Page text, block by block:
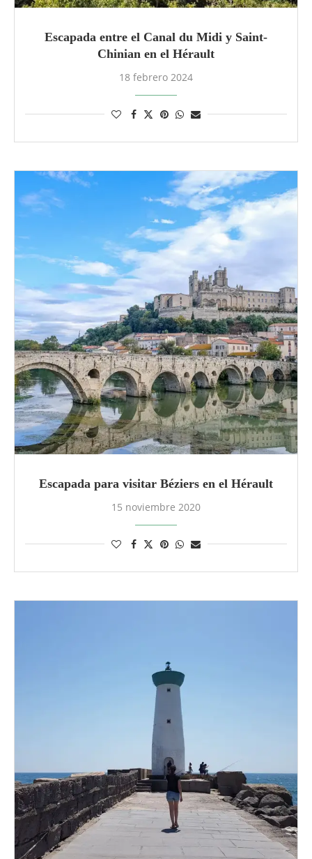
Escapada entre el Canal du Midi y Saint-
Chinian en el Hérault
18 febrero 2024
Escapada para visitar Béziers en el Hérault
15 noviembre 2020